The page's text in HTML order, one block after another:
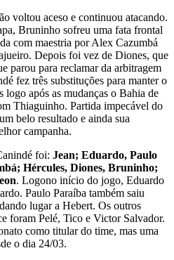
voltou aceso e continuou atacando.
Bruninho sofreu uma fata frontal
com maestria por Alex Cazumbá
Depois foi vez de Diones, que
parou para reclamar da arbitragem
fez três substituções para manter o
após as mudanças o Bahia de
Thiaguinho. Partida impecável do
belo resultado e ainda sua
campanha.
foi: Jean; Eduardo, Paulo
Hércules, Diones, Bruninho;
. Logono início do jogo, Eduardo
Paulo Paraíba também saiu
lugar a Hebert. Os outros
foram Pelé, Tico e Victor Salvador.
como titular do time, mas uma
o dia 24/03.